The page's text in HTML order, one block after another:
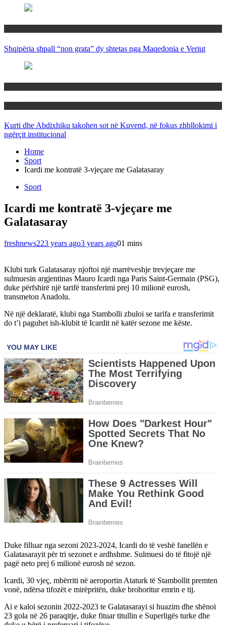
Shqipëria shpall “non grata” dy shtetas nga Maqedonia e Veriut
Kurti dhe Abdixhiku takohen sot në Kuvend, në fokus zhbllokimi i
ngërçit institucional
Home
Sport
Icardi me kontratë 3-vjeçare me Galatasaray
Sport
Icardi me kontratë 3-vjeçare me
Galatasaray
freshnews223 years ago3 years ago01 mins
Klubi turk Galatasaray njoftoi një marrëveshje trevjeçare me
sulmuesin argjentinas Mauro Icardi nga Paris Saint-Germain (PSG),
duke përfshirë një tarifë transferimi prej 10 milionë eurosh,
transmeton Anadolu.
Në një deklaratë, klubi nga Stambolli zbuloi se tarifa e transferimit
do t’i paguhet ish-klubit të Icardit në katër sezone me këste.
Duke filluar nga sezoni 2023-2024, Icardi do të veshë fanellën e
Galatasarayit për tri sezonet e ardhshme. Sulmuesi do të fitojë një
pagë neto prej 6 milionë eurosh në sezon.
Icardi, 30 vjeç, mbërriti në aeroportin Ataturk të Stambollit premten
vonë, ndërsa tifozët e mirëpritën, duke brohoritur emrin e tij.
Ai e kaloi sezonin 2022-2023 te Galatasarayi si huazim dhe shënoi
23 gola në 26 paraqitje, duke fituar titullin e Superligës turke dhe